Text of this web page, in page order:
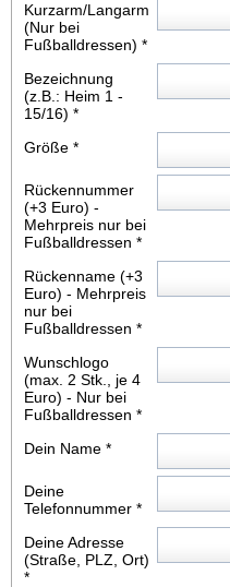
Kurzarm/Langarm
(Nur bei
Fußballdressen) *
Bezeichnung
(z.B.: Heim 1 -
15/16) *
Größe *
Rückennummer
(+3 Euro) -
Mehrpreis nur bei
Fußballdressen *
Rückenname (+3
Euro) - Mehrpreis
nur bei
Fußballdressen *
Wunschlogo
(max. 2 Stk., je 4
Euro) - Nur bei
Fußballdressen *
Dein Name *
Deine
Telefonnummer *
Deine Adresse
(Straße, PLZ, Ort)
*